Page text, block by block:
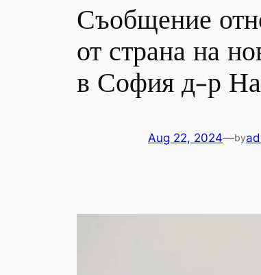
Съобщение
от страна на
в София д-р
Aug 22, 2024—by